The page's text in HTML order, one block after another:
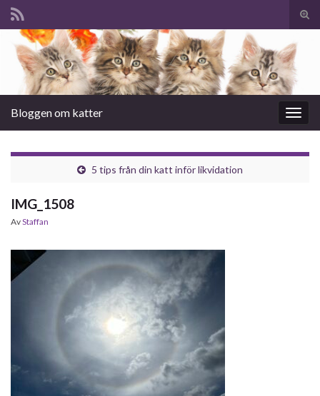
Slå
på/
Search for:
Slå
på/av
Bloggen om katter
5 tips från din katt inför likvidation
IMG_1508
AvStaffan